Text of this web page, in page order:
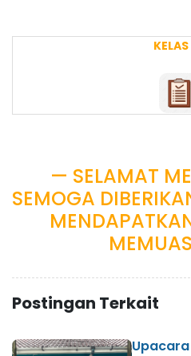
— SELAMAT
SEMOGA
Postingan Terkait